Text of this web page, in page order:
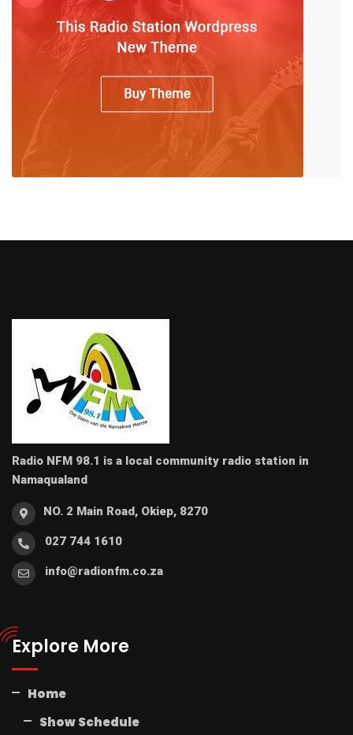
Radio NFM 98.1 is a local community radio station in
Namaqualand
NO. 2 Main Road, Okiep, 8270
027 744 1610
info@radionfm.co.za
Explore More
Home
Show Schedule